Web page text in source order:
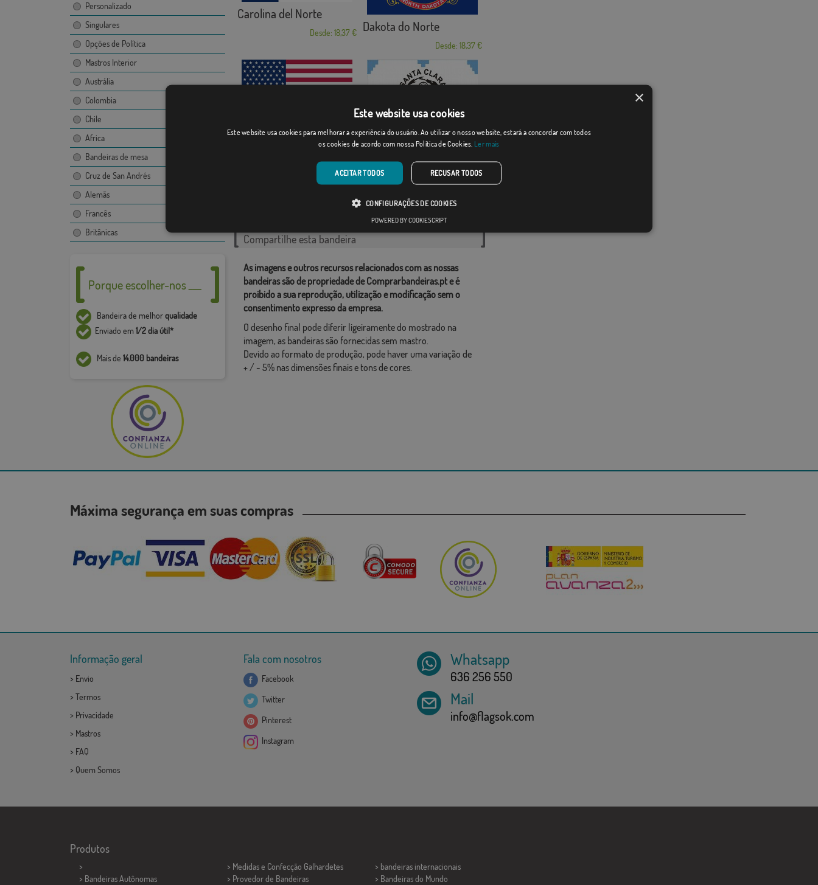
Personalizado
Singulares
Opções de Política
Mastros Interior
Austrália
Colombia
Chile
Africa
Bandeiras de mesa
Cruz de San Andrés
Alemãs
Francês
Britânicas
Porque escolher-nos ___
Bandeira de melhorqualidade
Enviado em1/2 dia útil*
Mais de 14.000 bandeiras
Carolina del Norte
Desde: 18,37 € Dakota do Norte
Desde: 18,37 €
Estados Unidos (19...
Desde: 18,37 € Santa Clara Pueblo...
Compartilhe esta bandeira
As imagens e outros recursos relacionados com as nossas
bandeiras são de propriedade de Comprarbandeiras.pt e é
proibido a sua reprodução, utilização e modificação sem o
consentimento expresso da empresa.
O desenho final pode diferir ligeiramente do mostrado na
imagem, as bandeiras são fornecidas sem mastro.
Devido ao formato de produção, pode haver uma variação de
+ / - 5% nas dimensões finais e tons de cores.
Máxima segurança em suas compras
Informação geral
> Envio
> Termos
> Privacidade
> Mastros
> FAQ
> Quem Somos
Fala com nosotros
Facebook
Twitter
Pinterest
Instagram
Whatsapp
636 256 550
Mail
info@flagsok.com
Produtos
>
> Bandeiras Autônomas
> Medidas e Confecção Galhardetes
> Provedor de Bandeiras
> bandeiras internacionais
> Bandeiras do Mundo
×
Este website usa cookies
Este website usa cookies para melhorar a experiência do usuário. Ao utilizar o nosso website, estará a concordar com todos
os cookies de acordo com nossa Política de Cookies. Ler mais
ACEITAR TODOS RECUSAR TODOS
CONFIGURAÇÕES DE COOKIES
POWERED BY COOKIESCRIPT